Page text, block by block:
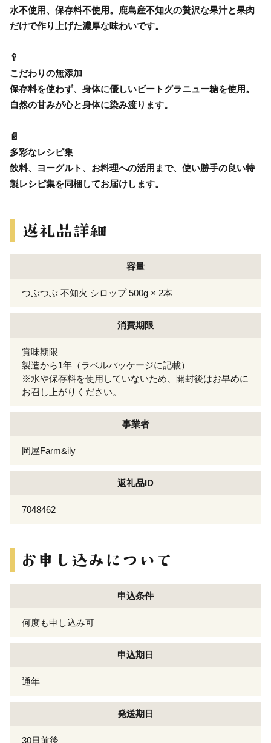
水不使用、保存料不使用。鹿島産不知火の贅沢な果汁と果肉
だけで作り上げた濃厚な味わいです。
🥄
こだわりの無添加
保存料を使わず、身体に優しいビートグラニュー糖を使用。
自然の甘みが心と身体に染み渡ります。
📄
多彩なレシピ集
飲料、ヨーグルト、お料理への活用まで、使い勝手の良い特
製レシピ集を同梱してお届けします。
容量
つぶつぶ 不知火 シロップ 500g × 2本
消費期限
賞味期限
製造から1年（ラベルパッケージに記載）
※水や保存料を使用していないため、開封後はお早めに
お召し上がりください。
事業者
岡屋Farm&ily
返礼品ID
7048462
申込条件
何度も申し込み可
申込期日
通年
発送期日
30日前後